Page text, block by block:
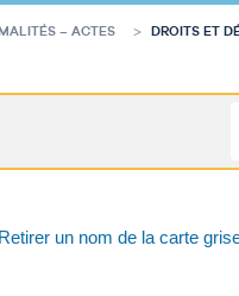
– ACTES DROITS ET
Retirer un nom de la carte